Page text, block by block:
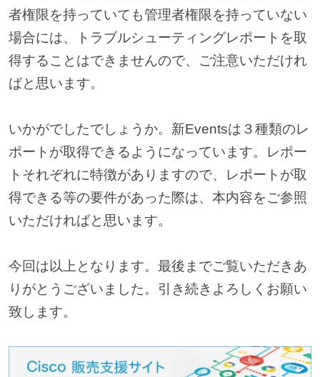
者権限を持っていても管理者権限を持っていない
場合には、トラブルシューティングレポートを取
得することはできませんので、ご注意いただけれ
ばと思います。
いかがでしたでしょうか。新Eventsは３種類のレ
ポートが取得できるようになっています。レポー
トそれぞれに特徴がありますので、レポートが取
得できる等の要件があった際は、本内容をご参照
いただければと思います。
今回は以上となります。最後までご覧いただきあ
りがとうございました。引き続きよろしくお願い
致します。